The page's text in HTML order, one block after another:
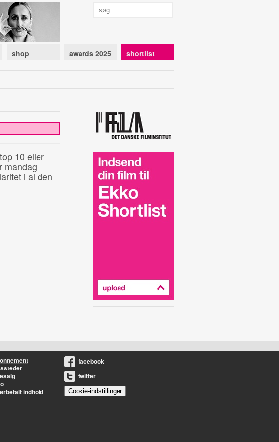
shop awards 2025 shortlist
10 eller
mandag
i al den
indhold
facebook
twitter
Cookie-indstillinger